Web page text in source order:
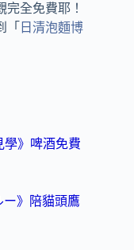
全免費耶！
「 日清泡麵博
學》啤酒免費
》陪貓頭鷹